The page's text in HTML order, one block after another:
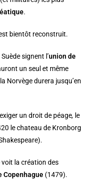
.
bientôt reconstruit.
signent l’union de
un seul et même
Norvège durera jusqu’en
un droit de péage, le
lechateau de Kronborg
voit la création des
Copenhague (1479).